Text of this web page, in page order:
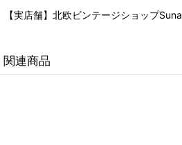
【実店舗】北欧ビンテージショップ
関連商品